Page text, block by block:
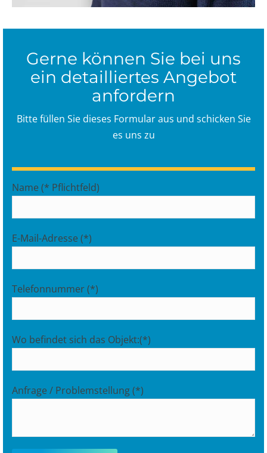
Gerne können Sie bei uns
ein detailliertes Angebot
anfordern
Bitte füllen Sie dieses Formular aus und schicken Sie
es uns zu
Name (* Pflichtfeld)
E-Mail-Adresse (*)
Telefonnummer (*)
Wo befindet sich das Objekt:(*)
Anfrage / Problemstellung (*)